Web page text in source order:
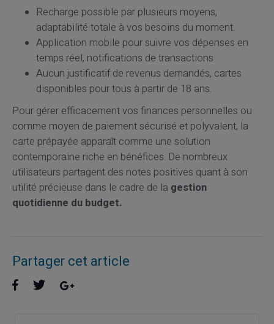
Recharge possible par plusieurs moyens,
adaptabilité totale à vos besoins du moment.
Application mobile pour suivre vos dépenses en
temps réel, notifications de transactions.
Aucun justificatif de revenus demandés, cartes
disponibles pour tous à partir de 18 ans.
Pour gérer efficacement vos finances personnelles ou
comme moyen de paiement sécurisé et polyvalent, la
carte prépayée apparaît comme une solution
contemporaine riche en bénéfices. De nombreux
utilisateurs partagent des notes positives quant à son
utilité précieuse dans le cadre de la gestion
quotidienne du budget.
Partager cet article